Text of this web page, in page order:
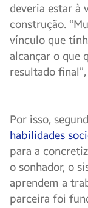
deveria estar à
construção.
vínculo que
alcançar o que
resultado
Por isso,
habilidades
para a
o sonhador, o
aprendem a
parceira foi